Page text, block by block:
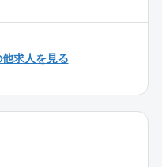
に携わりたいか」ア
確約はお約束できな
て
管理技士
求人を見る